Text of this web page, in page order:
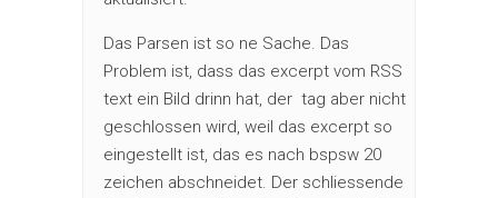
Das Parsen ist so ne Sache. Das
Problem ist, dass das excerpt vom RSS
text ein Bild drinn hat, der tag aber nicht
geschlossen wird, weil das excerpt so
eingestellt ist, das es nach bspsw 20
zeichen abschneidet. Der schliessende